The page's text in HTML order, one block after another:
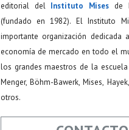
editorial del Instituto Mises de
(fundado en 1982). El Instituto
importante organización dedicada
economía de mercado en todo el
los grandes maestros de la
Menger, Böhm-Bawerk, Mises,
otros.